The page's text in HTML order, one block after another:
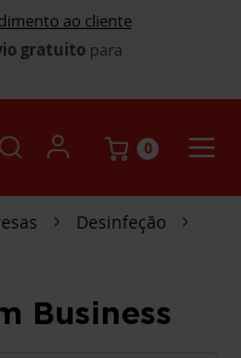
ao cliente
gratuito para
0
Desinfeção
Business